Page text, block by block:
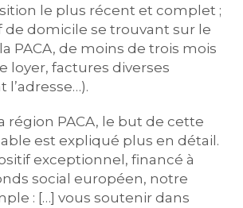
le plus récent et complet ;
de domicile se trouvant sur le
PACA, de moins de trois mois
loyer, factures diverses
région PACA, le but de cette
est expliqué plus en détail.
exceptionnel, financé à
social européen, notre
: […] vous soutenir dans